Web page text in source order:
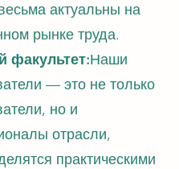
актуальны на
рынке труда.
факультет:Наши
— это не только
но и
отрасли,
практическими